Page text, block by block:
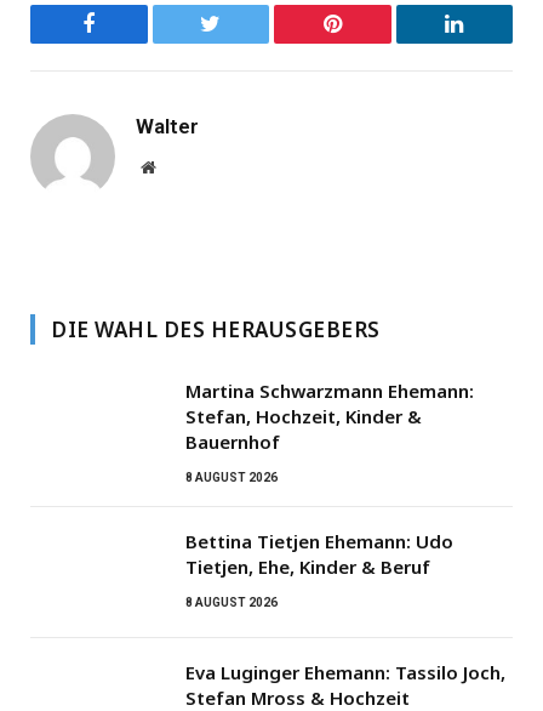
Facebook Twitter Pinterest LinkedIn
Walter
Website
DIE WAHL DES HERAUSGEBERS
Martina Schwarzmann Ehemann:
Stefan, Hochzeit, Kinder &
Bauernhof
8 AUGUST 2026
Bettina Tietjen Ehemann: Udo
Tietjen, Ehe, Kinder & Beruf
8 AUGUST 2026
Eva Luginger Ehemann: Tassilo Joch,
Stefan Mross & Hochzeit